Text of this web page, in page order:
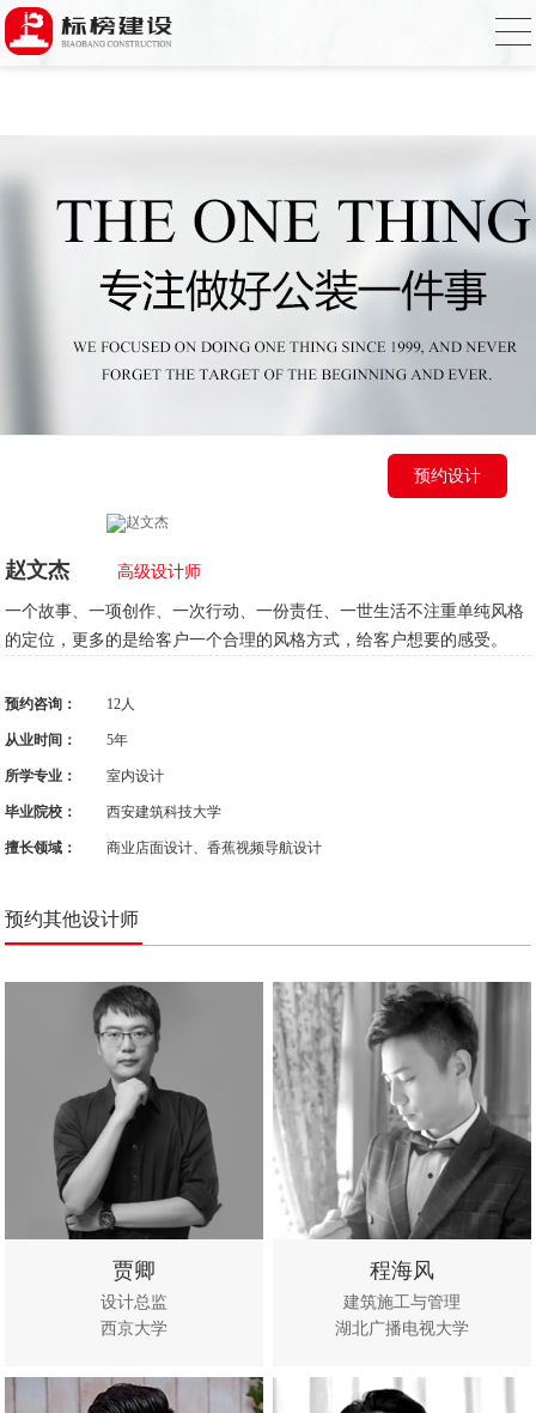
香蕉视频在线免费,香蕉视频导航,黄色香蕉
视频下载,91香蕉APP成人污在线观看
预约设计
赵文杰 高级设计师
一个故事、一项创作、一次行动、一份责任、一世生活不注重单纯风格
的定位，更多的是给客户一个合理的风格方式，给客户想要的感受。
预约咨询： 12人
从业时间： 5年
所学专业： 室内设计
毕业院校： 西安建筑科技大学
擅长领域： 商业店面设计、香蕉视频导航设计
预约其他设计师
贾卿
设计总监
西京大学
立即咨 查看作
程海风
建筑施工与管理
湖北广播电视大学
立即咨 查看作